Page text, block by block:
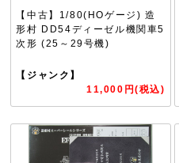
【中古】1/80(HOゲージ) 造
形村 DD54ディーゼル機関車5
次形 (25～29号機)
【ジャンク】
11,000円(税込)